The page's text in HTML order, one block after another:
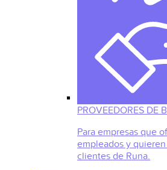
PROVEEDORES DE
Para empresas que
empleados y
clientes de Runa.